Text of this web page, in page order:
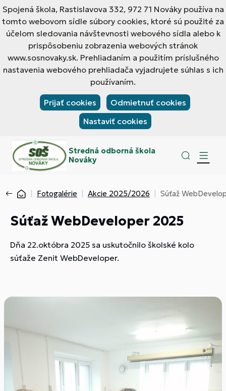
Spojená škola, Rastislavova 332, 972 71 Nováky používa na
tomto webovom sídle súbory cookies, ktoré sú použité za
účelom sledovania návštevnosti webového sídla alebo k
prispôsobeniu zobrazenia webových stránok
www.sosnovaky.sk. Prehliadaním a použitím príslušného
nastavenia webového prehliadača vyjadrujete súhlas s ich
používaním.
Prijať cookies
Odmietnuť cookies
Nastaviť cookies
Stredná odborná škola
Nováky
Fotogalérie Akcie 2025/2026 Súťaž
Súťaž WebDeveloper 2025
Dňa 22.októbra 2025 sa uskutočnilo školské kolo
súťaže Zenit WebDeveloper.